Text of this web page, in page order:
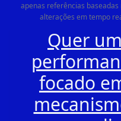
apenas referências
alterações em tempo
Quer
focado